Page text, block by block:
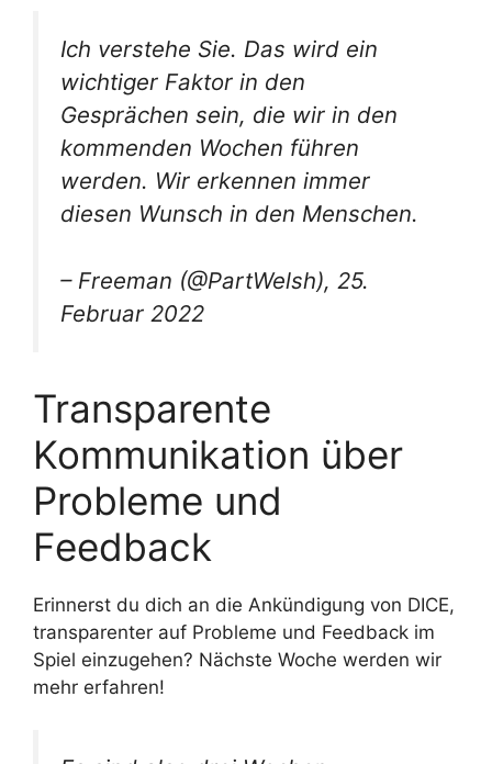
Ich verstehe Sie. Das wird ein
wichtiger Faktor in den
Gesprächen sein, die wir in den
kommenden Wochen führen
werden. Wir erkennen immer
diesen Wunsch in den Menschen.
– Freeman (@PartWelsh), 25.
Februar 2022
Transparente
Kommunikation über
Probleme und
Feedback
Erinnerst du dich an die Ankündigung von DICE,
transparenter auf Probleme und Feedback im
Spiel einzugehen? Nächste Woche werden wir
mehr erfahren!